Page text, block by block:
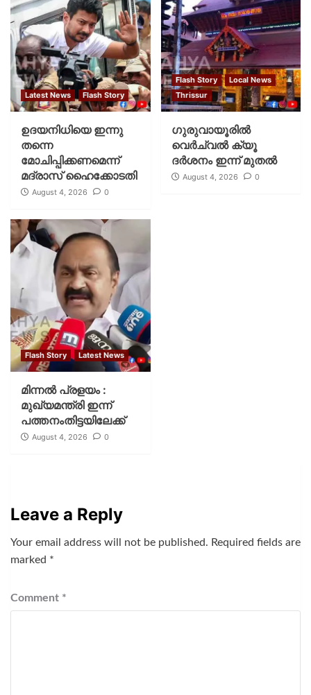
Latest News Flash Story
ഉദയനിധിയെ ഇന്നു
തന്നെ
മോചിപ്പിക്കണമെന്ന്
മദ്രാസ് ഹൈക്കോടതി
August 4, 2026 0
Flash Story
Local News
Thrissur
ഗുരുവായൂരില്‍
വെര്‍ച്വല്‍ ക്യൂ
ദര്‍ശനം ഇന്ന് മുതല്‍
August 4, 2026 0
Flash Story Latest News
മിന്നല്‍ പ്രളയം :
മുഖ്യമന്ത്രി ഇന്ന്
പത്തനംതിട്ടയിലേക്ക്
August 4, 2026 0
Leave a Reply
Your email address will not be published. Required fields are
marked *
Comment *